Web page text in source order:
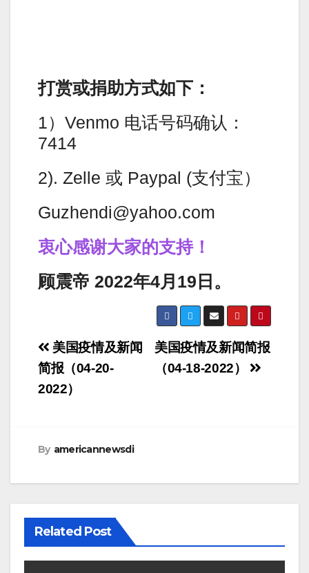
打赏或捐助方式如下：
1）Venmo 电话号码确认：
7414
2). Zelle 或 Paypal (支付宝）
Guzhendi@yahoo.com
衷心感谢大家的支持！
顾震帝 2022年4月19日。
Post
navigation
美国疫情及新闻简报
（04-18-2022）
美国疫情及新闻
简报（04-20-
2022）
By americannewsdi
Related Post